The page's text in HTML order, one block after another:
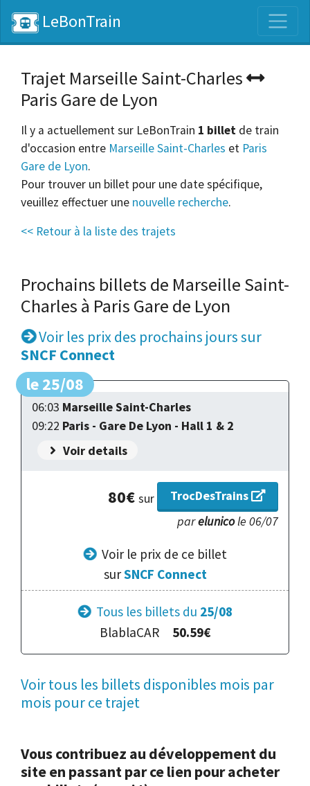
LeBonTrain
Trajet Marseille Saint-Charles
Paris Gare de Lyon
Il y a actuellement sur LeBonTrain 1 billet de train
d'occasion entre Marseille Saint-Charles et Paris
Gare de Lyon.
Pour trouver un billet pour une date spécifique,
veuillez effectuer une nouvelle recherche.
<< Retour à la liste des trajets
Prochains billets de Marseille Saint-
Charles à Paris Gare de Lyon
Voir les prix des prochains jours sur
SNCF Connect
le 25/08
06:03 Marseille Saint-Charles
09:22 Paris - Gare De Lyon - Hall 1 & 2
Voir details
80€ sur
TrocDesTrains
parelunicole 06/07
Voir le prix de ce billet
surSNCF Connect
Tous les billets du 25/08
BlablaCAR
50.59€
Voir tous les billets disponibles mois par
mois pour ce trajet
Vous contribuez au développement du
site en passant par ce lien pour acheter